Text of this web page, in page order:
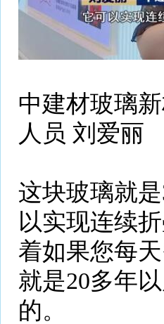
中建材玻璃
人员 刘爱丽
这块玻璃就
以实现连续
着如果您每
就是20多年
的。